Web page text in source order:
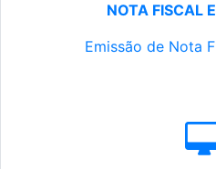
NOTA FISCAL
Emissão de Nota